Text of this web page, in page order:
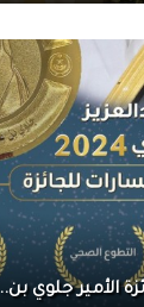
الأمير جلوي بن..